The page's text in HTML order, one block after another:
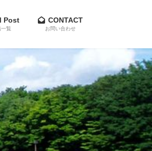
Post
覧
CONTACT
お問い合わせ